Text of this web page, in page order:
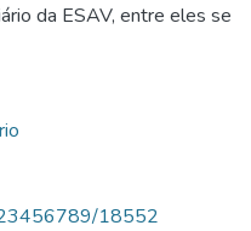
da ESAV, entre eles se
18552